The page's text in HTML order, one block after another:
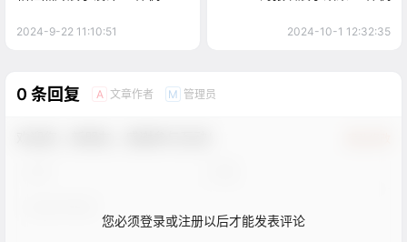
2024-9-22 11:10:51 2024-10-1 12:32:35
0 条回复 A 文章作者 M 管理员
您必须登录或注册以后才能发表评论